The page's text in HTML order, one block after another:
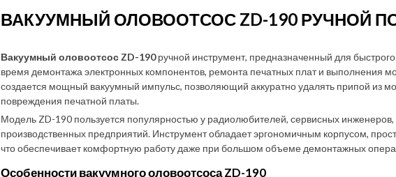
ВАКУУМНЫЙ ОЛОВООТСОС ZD-190 РУЧНОЙ
Вакуумный оловоотсос ZD-190ручной инструмент, предназначенный для
время демонтажа электронных компонентов, ремонта печатных плат и выполнения
создается мощный вакуумный импульс, позволяющий аккуратно удалять припой из
повреждения печатной платы.
Модель ZD-190 пользуется популярностью у радиолюбителей, сервисных инженеров,
производственных предприятий. Инструмент обладает эргономичным корпусом,
что обеспечивает комфортную работу даже при большом объеме демонтажных
Особенности вакуумного оловоотсоса ZD-190